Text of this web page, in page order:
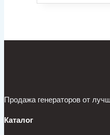
Продажа генераторов от
Каталог